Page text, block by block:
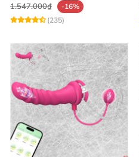
1.547.000₫
-16%
(235)